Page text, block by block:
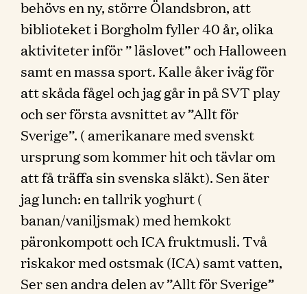
behövs en ny, större Ölandsbron, att
biblioteket i Borgholm fyller 40 år, olika
aktiviteter inför ” läslovet” och Halloween
samt en massa sport. Kalle åker iväg för
att skåda fågel och jag går in på SVT play
och ser första avsnittet av ”Allt för
Sverige”. ( amerikanare med svenskt
ursprung som kommer hit och tävlar om
att få träffa sin svenska släkt). Sen äter
jag lunch: en tallrik yoghurt (
banan/vaniljsmak) med hemkokt
päronkompott och ICA fruktmusli. Två
riskakor med ostsmak (ICA) samt vatten,
Ser sen andra delen av ”Allt för Sverige”